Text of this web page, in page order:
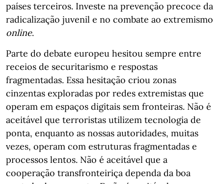
países terceiros. Investe na prevenção precoce da
radicalização juvenil e no combate ao extremismo
online.
Parte do debate europeu hesitou sempre entre
receios de securitarismo e respostas
fragmentadas. Essa hesitação criou zonas
cinzentas exploradas por redes extremistas que
operam em espaços digitais sem fronteiras. Não é
aceitável que terroristas utilizem tecnologia de
ponta, enquanto as nossas autoridades, muitas
vezes, operam com estruturas fragmentadas e
processos lentos. Não é aceitável que a
cooperação transfronteiriça dependa da boa